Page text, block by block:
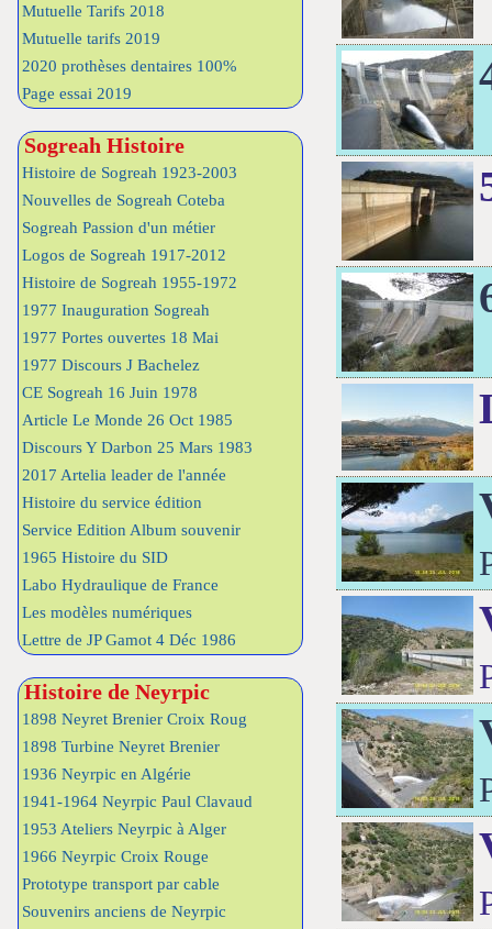
Mutuelle Tarifs 2018
Mutuelle tarifs 2019
2020 prothèses dentaires 100%
Page essai 2019
Sogreah Histoire
Histoire de Sogreah 1923-2003
Nouvelles de Sogreah Coteba
Sogreah Passion d'un métier
Logos de Sogreah 1917-2012
Histoire de Sogreah 1955-1972
1977 Inauguration Sogreah
1977 Portes ouvertes 18 Mai
1977 Discours J Bachelez
CE Sogreah 16 Juin 1978
Article Le Monde 26 Oct 1985
Discours Y Darbon 25 Mars 1983
2017 Artelia leader de l'année
Histoire du service édition
Service Edition Album souvenir
1965 Histoire du SID
Labo Hydraulique de France
Les modèles numériques
Lettre de JP Gamot 4 Déc 1986
Histoire de Neyrpic
1898 Neyret Brenier Croix Roug
1898 Turbine Neyret Brenier
1936 Neyrpic en Algérie
1941-1964 Neyrpic Paul Clavaud
1953 Ateliers Neyrpic à Alger
1966 Neyrpic Croix Rouge
Prototype transport par cable
Souvenirs anciens de Neyrpic